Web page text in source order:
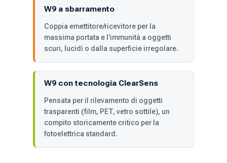
W9 a sbarramento
Coppia emettitore/ricevitore per la
massima portata e l'immunità a oggetti
scuri, lucidi o dalla superficie irregolare.
W9 con tecnologia ClearSens
Pensata per il rilevamento di oggetti
trasparenti (film, PET, vetro sottile), un
compito storicamente critico per la
fotoelettrica standard.